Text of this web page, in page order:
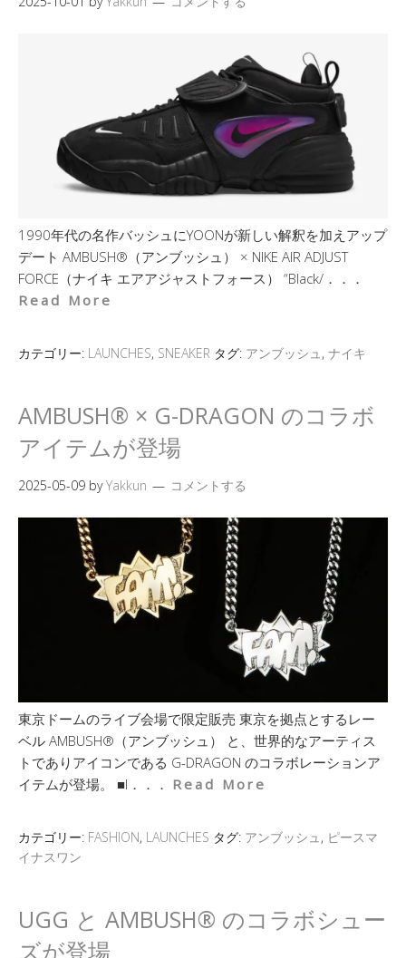
1990年代の名作バッシュにYOONが新しい解釈を加えアップ
デート AMBUSH®（アンブッシュ） × NIKE AIR ADJUST
FORCE（ナイキ エアアジャストフォース） “Black/．．．
Read More
カテゴリー: LAUNCHES, SNEAKER タグ: アンブッシュ, ナイキ
AMBUSH® × G-DRAGON のコラボ
アイテムが登場
2025-05-09 byYakkun コメントする
東京ドームのライブ会場で限定販売 東京を拠点とするレー
ベル AMBUSH®（アンブッシュ） と、世界的なアーティス
トでありアイコンである G-DRAGON のコラボレーションア
イテムが登場。 ■I．．． Read More
カテゴリー: FASHION, LAUNCHES タグ: アンブッシュ, ピースマ
イナスワン
UGG と AMBUSH® のコラボシュー
ズが登場